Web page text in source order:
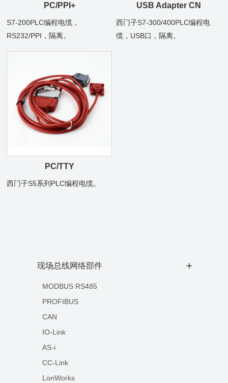
现场总线网络部件 +
MODBUS RS485
PROFIBUS
CAN
IO-Link
AS-i
CC-Link
LonWorks
PC/PPI+
S7-200PLC编程电缆，
RS232/PPI，隔离。
USB Adapter CN
西门子S7-300/400PLC编程电
缆，USB口，隔离。
PC/TTY
西门子S5系列PLC编程电缆。